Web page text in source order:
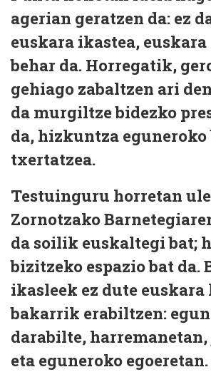
agerian geratzen da: ez
euskara ikastea,
behar da. Horregatik,
gehiago zabaltzen ari
da murgiltze bidezko
da, hizkuntza
txertatzea.
Testuinguru horretan
Zornotzako
da soilik euskaltegi bat;
bizitzeko espazio bat da.
ikasleek ez dute euskara
bakarrik erabiltzen:
darabilte,
eta eguneroko